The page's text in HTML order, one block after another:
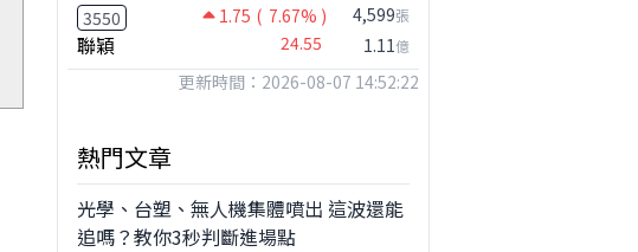
3550 1.75 ( 7.67% )
聯穎 24.55
4,599張
1.11億
更新時間：2026-08-07 14:52:22
熱門文章
光學、台塑、無人機集體噴出 這波還能
追嗎？教你3秒判斷進場點